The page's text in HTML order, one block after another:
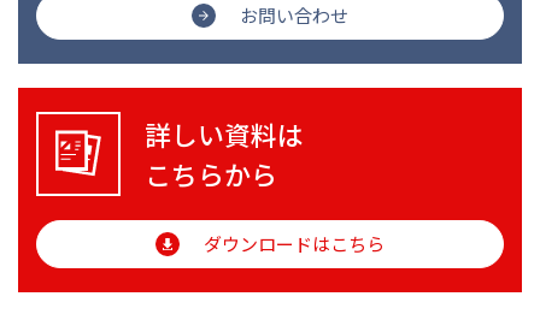
お問い合わせ
詳しい資料は
こちらから
ダウンロードはこちら